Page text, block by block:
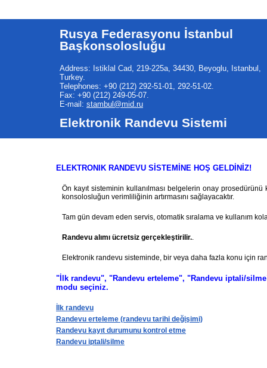
Rusya Federasyonu İstanbul
Başkonsolosluğu
Address: Istiklal Cad, 219-225a, 34430, Beyoglu, Istanbul,
Turkey.
Telephones: +90 (212) 292-51-01, 292-51-02.
Fax: +90 (212) 249-05-07.
E-mail: stambul@mid.ru
Elektronik Randevu Sistemi
ELEKTRONIK RANDEVU SİSTEMİNE HOŞ GELDİNİZ!
Ön kayıt sisteminin kullanılması belgelerin onay
konsolosluğun verimliliğinin artırmasını sağlayacaktır.
Tam gün devam eden servis, otomatik sıralama ve kullanım
Randevu alımı ücretsiz gerçekleştirilir..
Elektronik randevu sisteminde, bir veya daha fazla konu için
"İlk randevu", "Randevu erteleme", "Randevu iptali/
modu seçiniz.
İlk randevu
Randevu erteleme (randevu tarihi değişimi)
Randevu kayıt durumunu kontrol etme
Randevu iptali/silme